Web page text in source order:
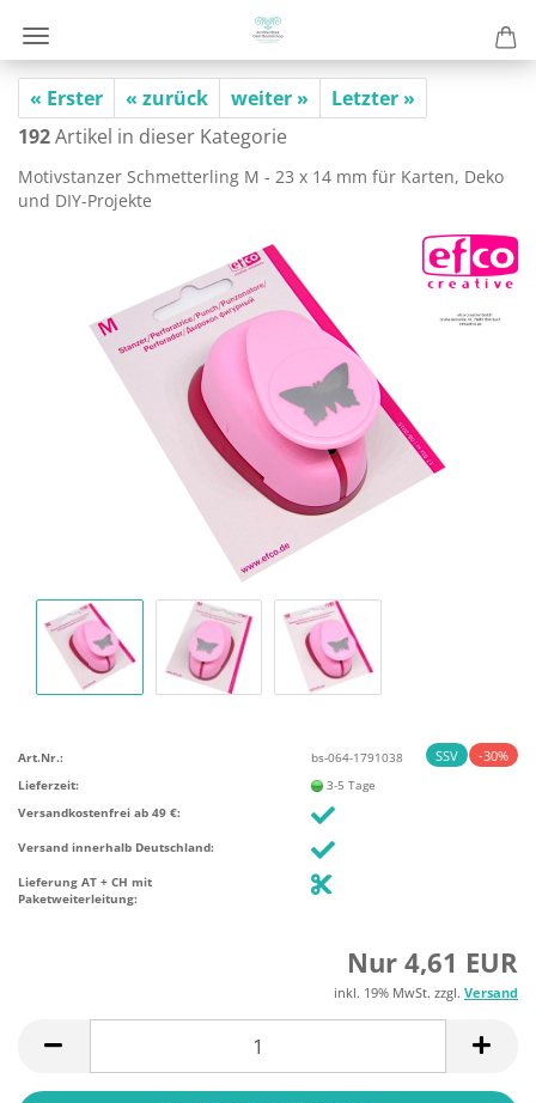
« Erster « zurück weiter »
Letzter »
192Artikel in dieser Kategorie
Mo­tiv­stan­zer Schmet­ter­ling M - 23 x 14 mm für Kar­ten, Deko
und DIY-​Projekte
SSV -30%
Art.Nr.:
bs-064-1791038
Lieferzeit:
3-5 Tage
Versandkostenfrei ab 49 €:
Versand innerhalb Deutschland:
Lieferung AT + CH mit
Paketweiterleitung:
Nur 4,61 EUR
inkl. 19% MwSt. zzgl. Versand